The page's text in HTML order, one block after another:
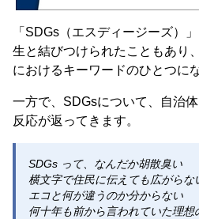
「SDGs（エスディージーズ）
生と結びつけられたこともあり
におけるキーワードのひとつに
一方で、SDGsについて、自治
反応が返ってきます。
SDGs って、なんだか胡散臭い
横文字で住民に伝えても広がらな
エコと何が違うのか分からない
何十年も前から言われていた理想